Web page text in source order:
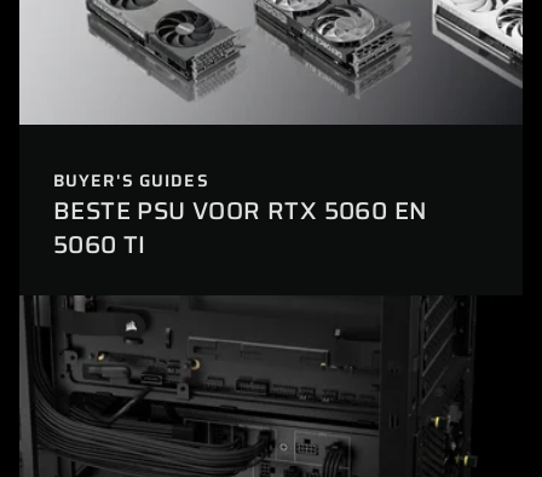
BUYER'S GUIDES
BESTE PSU VOOR RTX 5060 EN
5060 TI